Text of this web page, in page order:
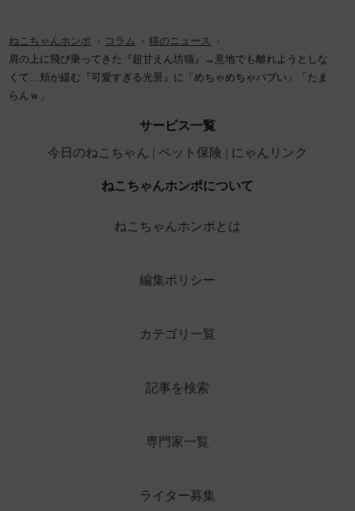
ねこちゃんホンポ コラム
猫のニュース
肩の上に飛び乗ってきた『超甘えん坊猫』→意地でも離れようとしな
くて…頬が緩む『可愛すぎる光景』に「めちゃめちゃバブい」「たま
らんｗ」
サービス一覧
今日のねこちゃん
ペット保険 にゃんリンク
ねこちゃんホンポについて
ねこちゃんホンポとは
編集ポリシー
カテゴリ一覧
記事を検索
専門家一覧
ライター募集